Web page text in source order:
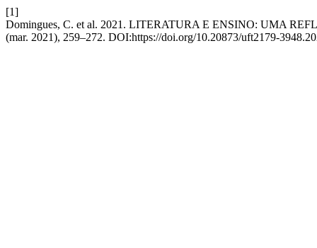
[1]
Domingues, C. et al. 2021. LITERATURA E ENSINO: UMA
(mar. 2021), 259–272. DOI:https://doi.org/10.20873/uft2179-